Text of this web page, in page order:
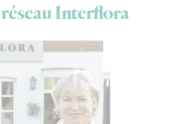
Interflora